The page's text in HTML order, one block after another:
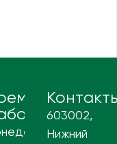
603002,
Нижний